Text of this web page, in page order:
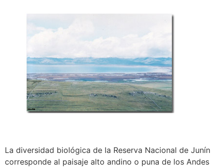
La diversidad biológica de la Reserva Nacional de Junín
corresponde al paisaje alto andino o puna de los Andes